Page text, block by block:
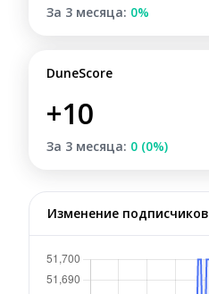
За 3 месяца: 0%
DuneScore
+10
За 3 месяца: 0 (0%)
Изменение подписчиков